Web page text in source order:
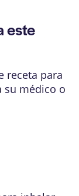
este
receta para
su médico o